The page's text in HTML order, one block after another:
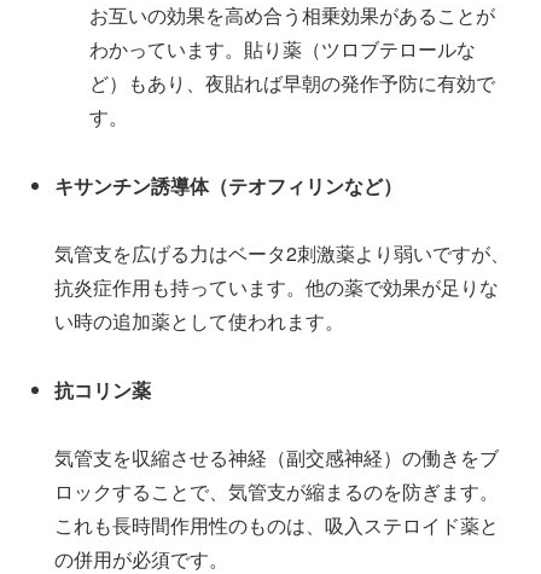
お互いの効果を高め合う相乗効果があることが
わかっています。貼り薬（ツロブテロールな
ど）もあり、夜貼れば早朝の発作予防に有効で
す。
キサンチン誘導体（テオフィリンなど）
気管支を広げる力はベータ2刺激薬より弱いですが、
抗炎症作用も持っています。他の薬で効果が足りな
い時の追加薬として使われます。
抗コリン薬
気管支を収縮させる神経（副交感神経）の働きをブ
ロックすることで、気管支が縮まるのを防ぎます。
これも長時間作用性のものは、吸入ステロイド薬と
の併用が必須です。